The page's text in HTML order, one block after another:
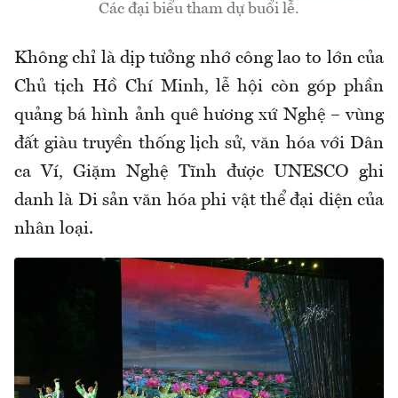
Các đại biểu tham dự buổi lễ.
Không chỉ là dịp tưởng nhớ công lao to lớn của
Chủ tịch Hồ Chí Minh, lễ hội còn góp phần
quảng bá hình ảnh quê hương xứ Nghệ – vùng
đất giàu truyền thống lịch sử, văn hóa với Dân
ca Ví, Giặm Nghệ Tĩnh được UNESCO ghi
danh là Di sản văn hóa phi vật thể đại diện của
nhân loại.